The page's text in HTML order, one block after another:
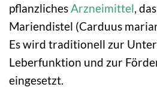
pflanzlichesArzneimittel,
Mariendistel (Carduus
Es wird traditionell zur
Leberfunktion und zur
eingesetzt.